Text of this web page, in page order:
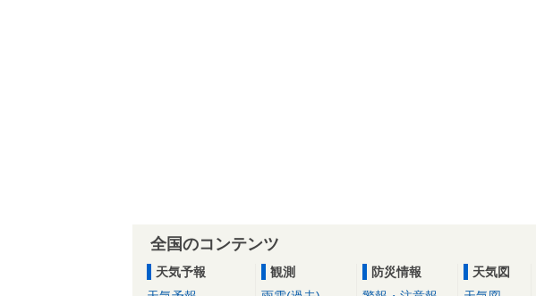
全国のコンテンツ
天気予報
観測
防災情報
天気図